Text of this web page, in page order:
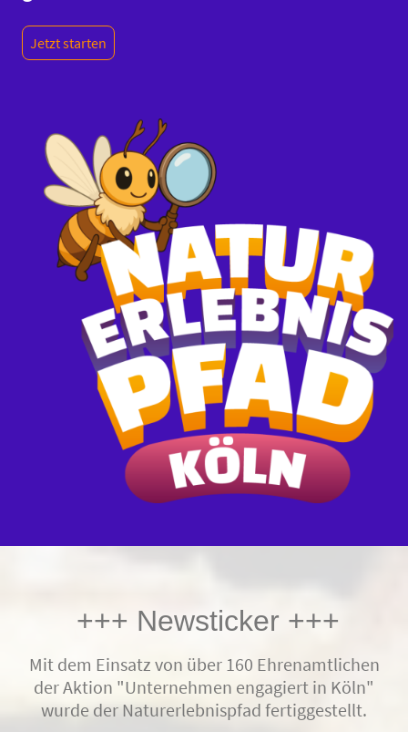
Jetzt starten
+++ Newsticker +++
Mit dem Einsatz von über 160 Ehrenamtlichen
der Aktion "Unternehmen engagiert in Köln"
wurde der Naturerlebnispfad fertiggestellt.